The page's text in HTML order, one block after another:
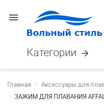
menu
Категории arrow_forward
Главная Аксессуары для
ЗАЖИМ ДЛЯ ПЛАВАНИЯ